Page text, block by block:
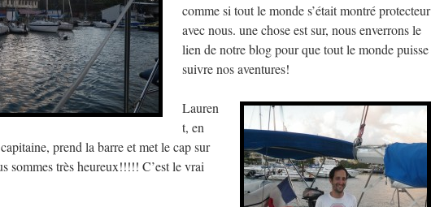
comme si tout le monde s’était montré protecteur
avec nous. une chose est sur, nous enverrons le
lien de notre blog pour que tout le monde puisse
suivre nos aventures!
Lauren
t, en
prend la barre et met le cap sur
sommes très heureux!!!!! C’est le vrai